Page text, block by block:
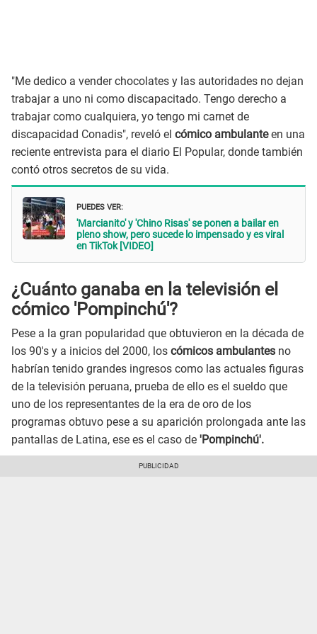
"Me dedico a vender chocolates y las autoridades no dejan
trabajar a uno ni como discapacitado. Tengo derecho a
trabajar como cualquiera, yo tengo mi carnet de
discapacidad Conadis", reveló el cómico ambulanteen una
reciente entrevista para el diario El Popular, donde también
contó otros secretos de su vida.
PUEDES VER:
'Marcianito' y 'Chino Risas' se ponen a bailar en
pleno show, pero sucede lo impensado y es viral
en TikTok [VIDEO]
¿Cuánto ganaba en la televisión el
cómico 'Pompinchú'?
Pese a la gran popularidad que obtuvieron en la década de
los 90's y a inicios del 2000, los cómicos ambulantes no
habrían tenido grandes ingresos como las actuales figuras
de la televisión peruana, prueba de ello es el sueldo que
uno de los representantes de la era de oro de los
programas obtuvo pese a su aparición prolongada ante las
pantallas de Latina, ese es el caso de 'Pompinchú'.